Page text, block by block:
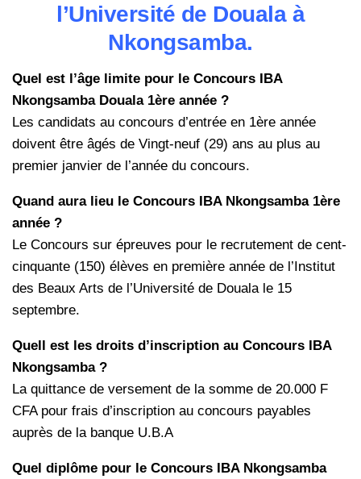
l’Université de Douala à
Nkongsamba.
Quel est l’âge limite pour le Concours IBA
Nkongsamba Douala 1ère année ?
Les candidats au concours d’entrée en 1ère année
doivent être âgés de Vingt-neuf (29) ans au plus au
premier janvier de l’année du concours.
Quand aura lieu le Concours IBA Nkongsamba 1ère
année ?
Le Concours sur épreuves pour le recrutement de cent-
cinquante (150) élèves en première année de l’Institut
des Beaux Arts de l’Université de Douala le 15
septembre.
Quell est les droits d’inscription au Concours IBA
Nkongsamba ?
La quittance de versement de la somme de 20.000 F
CFA pour frais d’inscription au concours payables
auprès de la banque U.B.A
Quel diplôme pour le Concours IBA Nkongsamba